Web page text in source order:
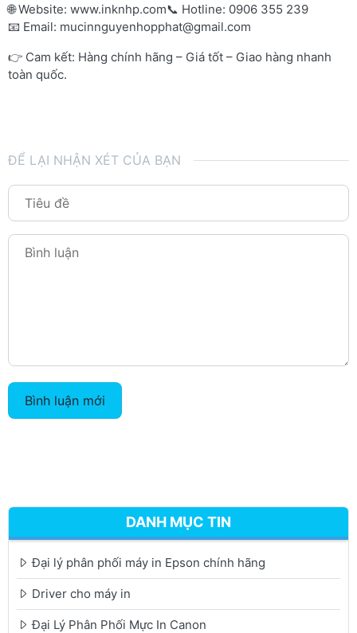
🌐 Website: www.inknhp.com📞 Hotline: 0906 355 239
📧 Email: mucinnguyenhopphat@gmail.com
👉 Cam kết: Hàng chính hãng – Giá tốt – Giao hàng nhanh
toàn quốc.
ĐỂ LẠI NHẬN XÉT CỦA BẠN
Bình luận mới
DANH MỤC TIN
Đại lý phân phối máy in Epson chính hãng
Driver cho máy in
Đại Lý Phân Phối Mực In Canon